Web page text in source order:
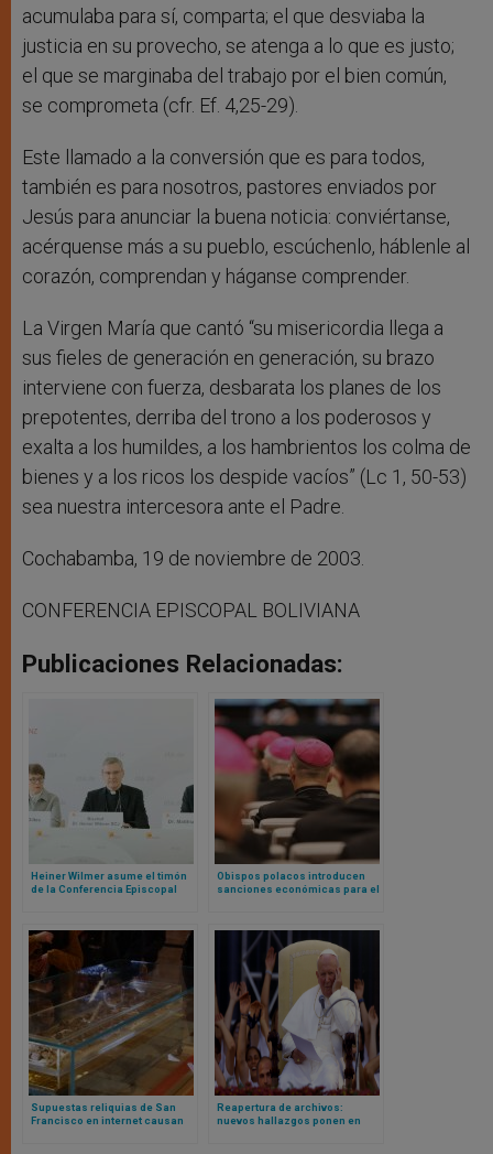
acumulaba para sí, comparta; el que desviaba la
justicia en su provecho, se atenga a lo que es justo;
el que se marginaba del trabajo por el bien común,
se comprometa (cfr. Ef. 4,25-29).
Este llamado a la conversión que es para todos,
también es para nosotros, pastores enviados por
Jesús para anunciar la buena noticia: conviértanse,
acérquense más a su pueblo, escúchenlo, háblenle al
corazón, comprendan y háganse comprender.
La Virgen María que cantó “su misericordia llega a
sus fieles de generación en generación, su brazo
interviene con fuerza, desbarata los planes de los
prepotentes, derriba del trono a los poderosos y
exalta a los humildes, a los hambrientos los colma de
bienes y a los ricos los despide vacíos” (Lc 1, 50-53)
sea nuestra intercesora ante el Padre.
Cochabamba, 19 de noviembre de 2003.
CONFERENCIA EPISCOPAL BOLIVIANA
Publicaciones Relacionadas:
Heiner Wilmer asume el timón
de la Conferencia Episcopal
a Vaticano
Obispos polacos introducen
sanciones económicas para el
Canónico
Supuestas reliquias de San
Francisco en internet causan
Reapertura de archivos:
nuevos hallazgos ponen en